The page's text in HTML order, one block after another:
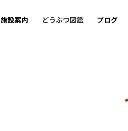
施設案内 どうぶつ図鑑 ブログ